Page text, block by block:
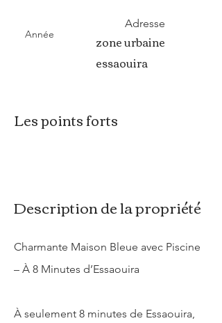
Année
Adresse
zone urbaine
essaouira
Les points forts
Description de la propriété
Charmante Maison Bleue avec Piscine
– À 8 Minutes d’Essaouira
À seulement 8 minutes de Essaouira,